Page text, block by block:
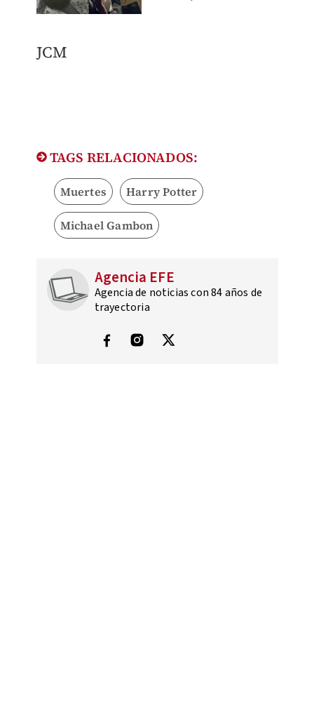
JCM
TAGS RELACIONADOS:
Muertes Harry Potter
Michael Gambon
Agencia EFE
Agencia de noticias con 84 años de
trayectoria